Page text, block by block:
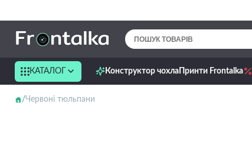
КАТАЛОГ Конструктор чохла Принти Frontalka
Червоні тюльпани